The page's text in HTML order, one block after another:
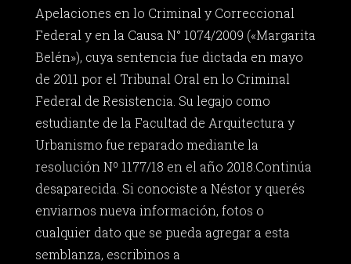
Apelaciones en lo Criminal y Correccional
Federal y en la Causa N° 1074/2009 («Margarita
Belén»), cuya sentencia fue dictada en mayo
de 2011 por el Tribunal Oral en lo Criminal
Federal de Resistencia. Su legajo como
estudiante de la Facultad de Arquitectura y
Urbanismo fue reparado mediante la
resolución Nº 1177/18 en el año 2018.Continúa
desaparecida. Si conociste a Néstor y querés
enviarnos nueva información, fotos o
cualquier dato que se pueda agregar a esta
semblanza, escribinos a